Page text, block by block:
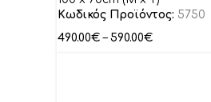
Κωδικός Προϊόντος: 5750
490.00€ – 590.00€